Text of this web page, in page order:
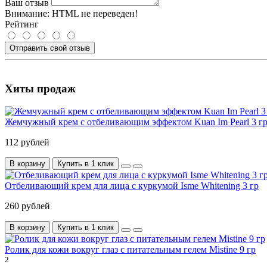
Ваш отзыв
Внимание: HTML не переведен!
Рейтинг
Отправить свой отзыв
Хиты продаж
Жемчужный крем с отбеливающим эффектом Kuan Im Pearl 3 гр
112 рублей
В корзину Купить в 1 клик
Отбеливающий крем для лица c куркумой Isme Whitening 3 гр
260 рублей
В корзину Купить в 1 клик
Ролик для кожи вокруг глаз с питательным гелем Mistine 9 гр
2